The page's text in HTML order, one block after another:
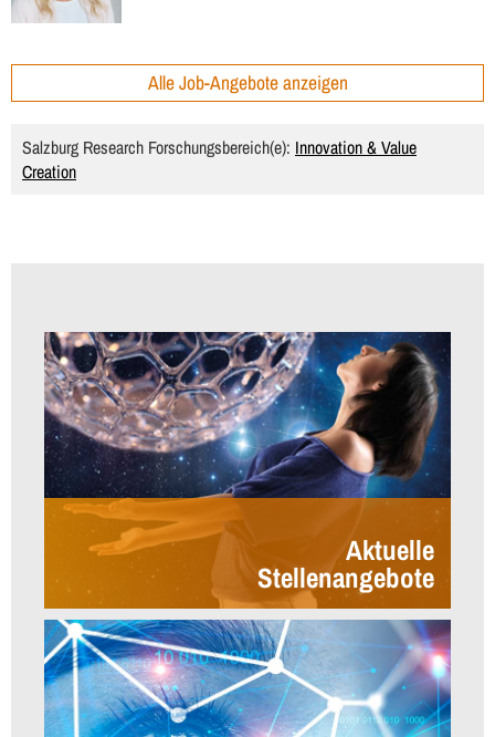
Alle Job-Angebote anzeigen
Salzburg Research Forschungsbereich(e): Innovation & Value
Creation
Aktuelle
Stellenangebote